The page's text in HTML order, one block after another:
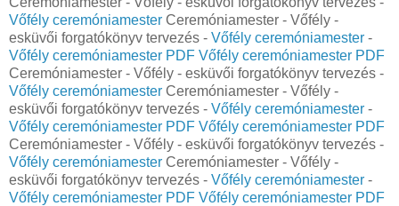
Vőfély ceremóniamester Ceremóniamester - Vőfély -
esküvői forgatókönyv tervezés - Vőfély ceremóniamester -
Vőfély ceremóniamester PDF Vőfély ceremóniamester PDF
Ceremóniamester - Vőfély - esküvői forgatókönyv tervezés -
Vőfély ceremóniamester Ceremóniamester - Vőfély -
esküvői forgatókönyv tervezés - Vőfély ceremóniamester -
Vőfély ceremóniamester PDF Vőfély ceremóniamester PDF
Ceremóniamester - Vőfély - esküvői forgatókönyv tervezés -
Vőfély ceremóniamester Ceremóniamester - Vőfély -
esküvői forgatókönyv tervezés - Vőfély ceremóniamester -
Vőfély ceremóniamester PDF Vőfély ceremóniamester PDF